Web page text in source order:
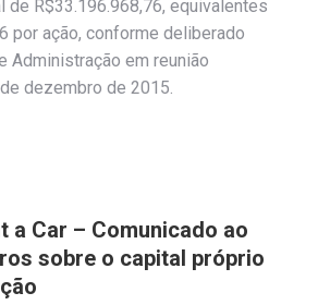
de R$33.196.968,76, equivalentes
por ação, conforme deliberado
Administração em reunião
dezembro de 2015.
a Car – Comunicado ao
sobre o capital próprio